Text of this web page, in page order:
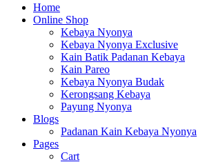
Home
Online Shop
Kebaya Nyonya
Kebaya Nyonya Exclusive
Kain Batik Padanan Kebaya
Kain Pareo
Kebaya Nyonya Budak
Kerongsang Kebaya
Payung Nyonya
Blogs
Padanan Kain Kebaya Nyonya
Pages
Cart